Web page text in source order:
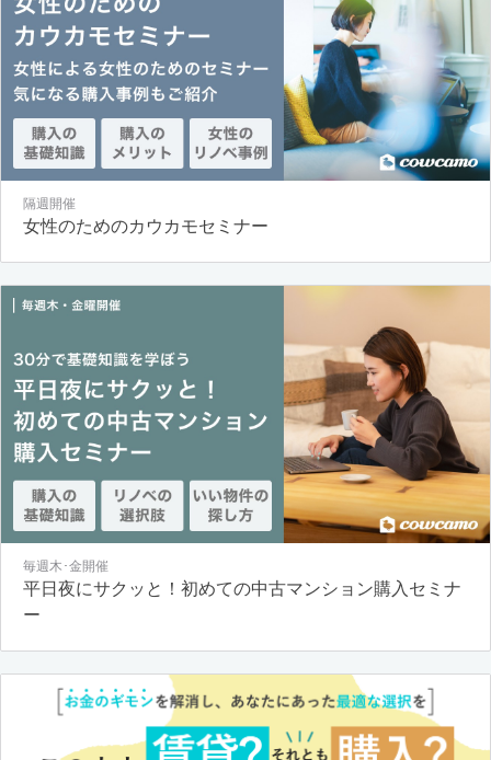
隔週開催
女性のためのカウカモセミナー
毎週木･金開催
平日夜にサクッと！初めての中古マンション購入セミナ
ー